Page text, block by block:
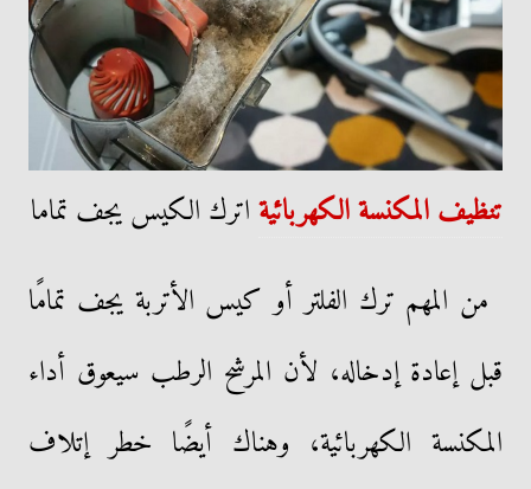
تنظيف المكنسة الكهربائيةاترك الكيس يجف تماما
من المهم ترك الفلتر أو كيس الأتربة يجف تمامًا
قبل إعادة إدخاله، لأن المرشح الرطب سيعوق أداء
المكنسة الكهربائية، وهناك أيضًا خطر إتلاف